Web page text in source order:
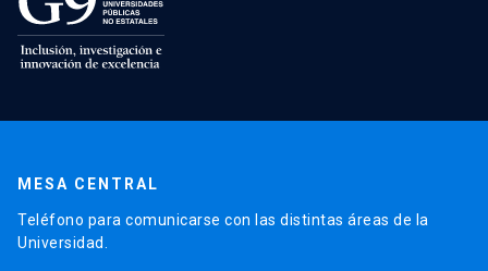
MESA CENTRAL
Teléfono para comunicarse con las distintas áreas de la
Universidad.